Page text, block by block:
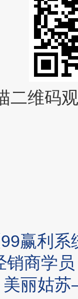
二维码
赢利系
销商学员
美丽姑